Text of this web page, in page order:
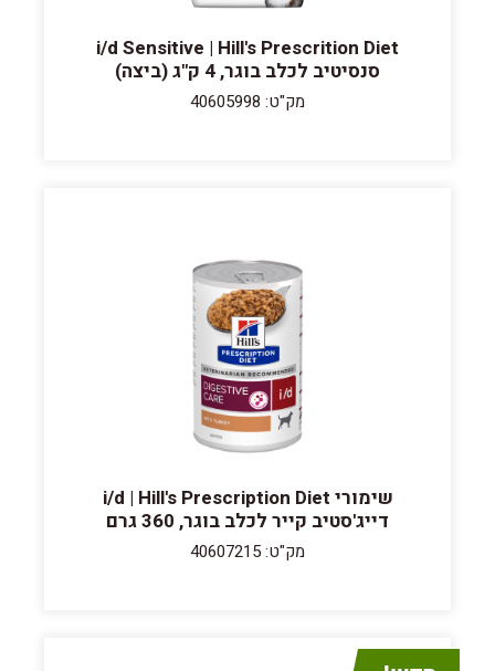
i/d Sensitive | Hill's Prescrition Diet
סנסיטיב לכלב בוגר, 4 ק"ג (ביצה)
מק"ט: 40605998
שימורי i/d | Hill's Prescription Diet
דייג'סטיב קייר לכלב בוגר, 360 גרם
מק"ט: 40607215